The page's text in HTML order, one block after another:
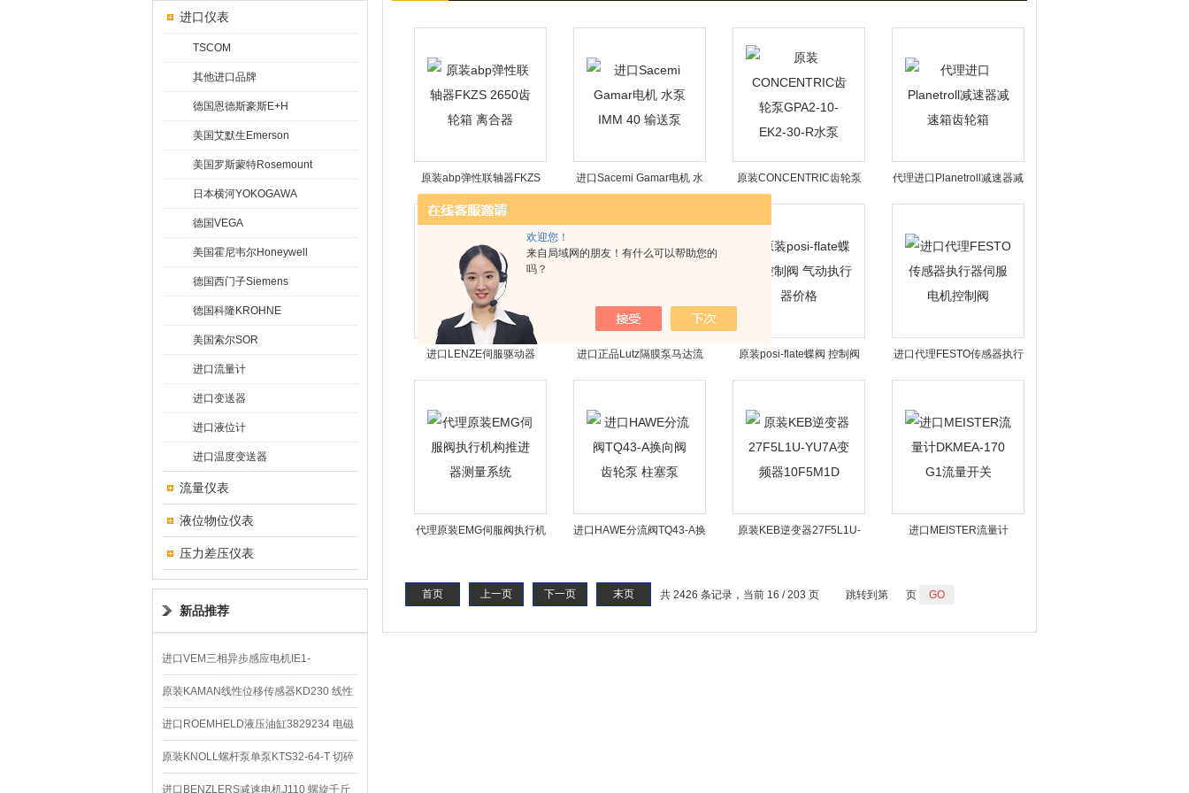
欢迎您！
来自局域网的朋友！有什么可以帮助您的
吗？
进口仪表
TSCOM
其他进口品牌
德国恩德斯豪斯E+H
美国艾默生Emerson
美国罗斯蒙特Rosemount
日本横河YOKOGAWA
德国VEGA
美国霍尼韦尔Honeywell
德国西门子Siemens
德国科隆KROHNE
美国索尔SOR
进口流量计
进口变送器
进口液位计
进口温度变送器
流量仪表
液位物位仪表
压力差压仪表
新品推荐
进口VEM三相异步感应电机IE1-
K21R80G4马达
原装KAMAN线性位移传感器KD230 线性
编码器
进口ROEMHELD液压油缸3829234 电磁
阀定位器
原装KNOLL螺杆泵单泵KTS32-64-T 切碎
排屑机
进口BENZLERS减速电机J110 螺旋千斤
原装abp弹性联轴器FKZS
2650齿轮箱 离合器
进口Sacemi Gamar电机 水
原装CONCENTRIC齿轮泵
GPA2-10-EK2-30-R水泵
代理进口Planetroll减速器减
速箱齿轮箱
进口LENZE伺服驱动器
EVS9325-EPV004 变频器
进口正品Lutz隔膜泵马达流
量计投药装置
原装posi-flate蝶阀 控制阀
气动执行器价格
进口代理FESTO传感器执行
器伺服电机控制阀
代理原装EMG伺服阀执行机
进口HAWE分流阀TQ43-A换
原装KEB逆变器27F5L1U-
进口MEISTER流量计
共 2426 条记录，当前 16 / 203 页
首页 上一页 下一页 末页 跳转到第 页